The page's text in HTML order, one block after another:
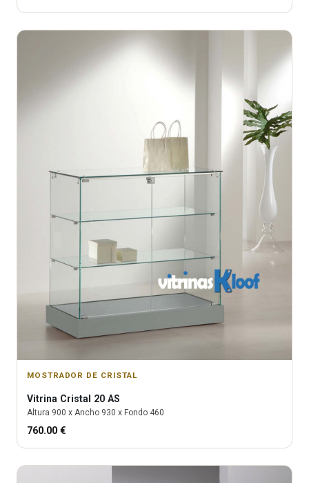
MOSTRADOR DE CRISTAL
Vitrina Cristal 20 AS
Altura 900 x Ancho 930 x Fondo 460
760.00 €